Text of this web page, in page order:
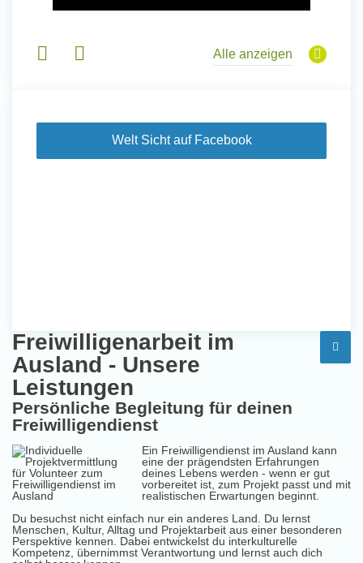
Alle anzeigen
Welt Sicht auf Facebook
Freiwilligenarbeit im
Ausland - Unsere
Leistungen
Persönliche Begleitung für deinen
Freiwilligendienst
Ein Freiwilligendienst im Ausland kann
eine der prägendsten Erfahrungen
deines Lebens werden - wenn er gut
vorbereitet ist, zum Projekt passt und mit
realistischen Erwartungen beginnt.
Du besuchst nicht einfach nur ein anderes Land. Du lernst
Menschen, Kultur, Alltag und Projektarbeit aus einer besonderen
Perspektive kennen. Dabei entwickelst du interkulturelle
Kompetenz, übernimmst Verantwortung und lernst auch dich